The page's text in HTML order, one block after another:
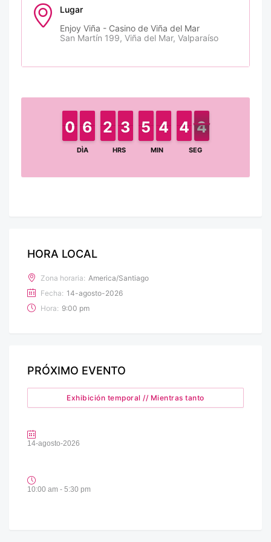
Lugar
Enjoy Viña - Casino de Viña del Mar
San Martín 199, Viña del Mar, Valparaíso
DÌA
9
9
0
0 5
5
6
6
HRS
1
1
2
2 2
2
3
3
MIN
4
4
5
5 3
3
4
4
SEG
3
3
4
4 4
3
3
HORA LOCAL
Zona horaria: America/Santiago
Fecha: 14-agosto-2026
Hora: 9:00 pm
PRÓXIMO EVENTO
Exhibición temporal // Mientras tanto
14-agosto-2026
10:00 am - 5:30 pm